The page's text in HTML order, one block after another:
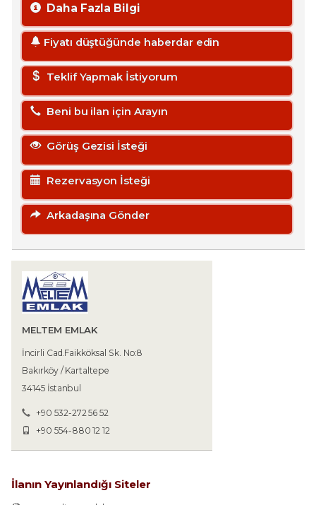
Daha Fazla Bilgi
Fiyatı düştüğünde haberdar edin
Teklif Yapmak İstiyorum
Beni bu ilan için Arayın
Görüş Gezisi İsteği
Rezervasyon İsteği
Arkadaşına Gönder
MELTEM EMLAK
İncirli Cad.Faikköksal Sk. No:8
Bakırköy / Kartaltepe
34145 İstanbul
+90 532-272 56 52
+90 554-880 12 12
İlanın Yayınlandığı Siteler